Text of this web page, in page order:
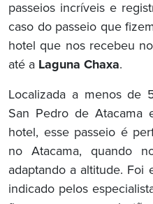
passeios incríveis e
caso do passeio que
hotel que nos recebeu
até a Laguna Chaxa.
Localizada a menos de
San Pedro de
hotel, esse passeio é
no Atacama, quando
adaptando a altitude. Foi
indicado pelos